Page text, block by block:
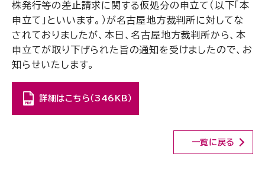
株発行等の差止請求に関する仮処分の申立て（以下「本
申立て」といいます。）が名古屋地方裁判所に対してな
されておりましたが、本日、名古屋地方裁判所から、本
申立てが取り下げられた旨の通知を受けましたので、お
知らせいたします。
詳細はこちら（346KB）
一覧に戻る